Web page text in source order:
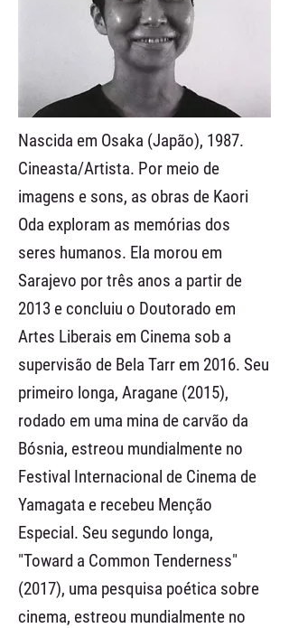
Nascida em Osaka (Japão), 1987.
Cineasta/Artista. Por meio de
imagens e sons, as obras de Kaori
Oda exploram as memórias dos
seres humanos. Ela morou em
Sarajevo por três anos a partir de
2013 e concluiu o Doutorado em
Artes Liberais em Cinema sob a
supervisão de Bela Tarr em 2016. Seu
primeiro longa, Aragane (2015),
rodado em uma mina de carvão da
Bósnia, estreou mundialmente no
Festival Internacional de Cinema de
Yamagata e recebeu Menção
Especial. Seu segundo longa,
"Toward a Common Tenderness"
(2017), uma pesquisa poética sobre
cinema, estreou mundialmente no